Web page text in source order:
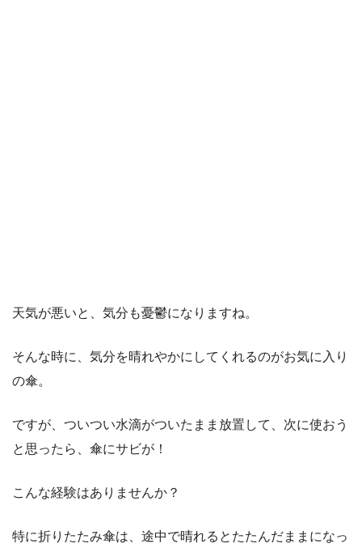
天気が悪いと、気分も憂鬱になりますね。
そんな時に、気分を晴れやかにしてくれるのがお気に入り
の傘。
ですが、ついつい水滴がついたまま放置して、次に使おう
と思ったら、傘にサビが！
こんな経験はありませんか？
特に折りたたみ傘は、途中で晴れるとたたんだままになっ